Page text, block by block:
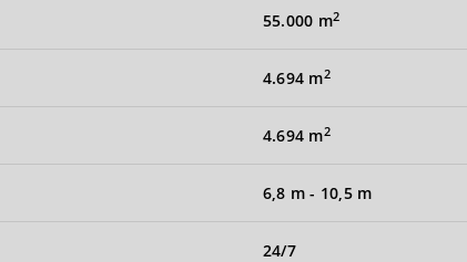
55.000 m2
4.694 m2
4.694 m2
6,8 m- 10,5 m
24/7